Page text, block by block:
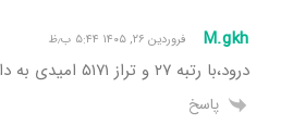
M.gkh فروردین ۲۶, ۱۴۰۵ ۵:۴۴ ب٫ظ
درود،با رتبه ۲۷ و تراز ۵۱۷۱ امیدی به دانشگاه تهران هست؟
پاسخ